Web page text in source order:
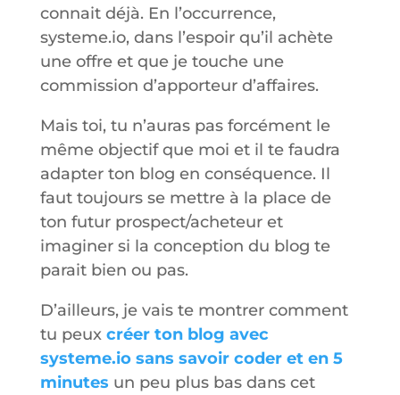
connait déjà. En l’occurrence,
systeme.io, dans l’espoir qu’il achète
une offre et que je touche une
commission d’apporteur d’affaires.
Mais toi, tu n’auras pas forcément le
même objectif que moi et il te faudra
adapter ton blog en conséquence. Il
faut toujours se mettre à la place de
ton futur prospect/acheteur et
imaginer si la conception du blog te
parait bien ou pas.
D’ailleurs, je vais te montrer comment
tu peux créer ton blog avec
systeme.io sans savoir coder et en 5
minutes un peu plus bas dans cet